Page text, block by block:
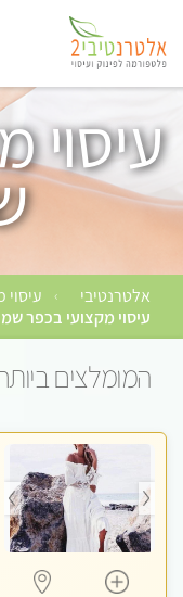
עיסוי
אלטרנטיבי › עיסוי
עיסוי מקצועי בכפר
המומלצים